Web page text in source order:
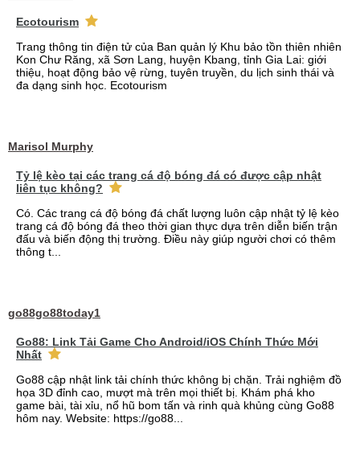
Ecotourism
Trang thông tin điện tử của Ban quản lý Khu bảo tồn thiên nhiên
Kon Chư Răng, xã Sơn Lang, huyện Kbang, tỉnh Gia Lai: giới
thiệu, hoạt động bảo vệ rừng, tuyên truyền, du lịch sinh thái và
đa dạng sinh học. Ecotourism
Marisol Murphy
Tỷ lệ kèo tại các trang cá độ bóng đá có được cập nhật
liên tục không?
Có. Các trang cá độ bóng đá chất lượng luôn cập nhật tỷ lệ kèo
trang cá độ bóng đá theo thời gian thực dựa trên diễn biến trận
đấu và biến động thị trường. Điều này giúp người chơi có thêm
thông t...
go88go88today1
Go88: Link Tải Game Cho Android/iOS Chính Thức Mới
Nhất
Go88 cập nhật link tải chính thức không bị chặn. Trải nghiệm đồ
họa 3D đỉnh cao, mượt mà trên mọi thiết bị. Khám phá kho
game bài, tài xỉu, nổ hũ bom tấn và rinh quà khủng cùng Go88
hôm nay. Website: https://go88...